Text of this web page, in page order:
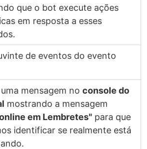
que o bot execute ações
em resposta a esses
de eventos do evento
mensagem no console do
mostrando a mensagem
em Lembretes" para que
identificar se realmente está